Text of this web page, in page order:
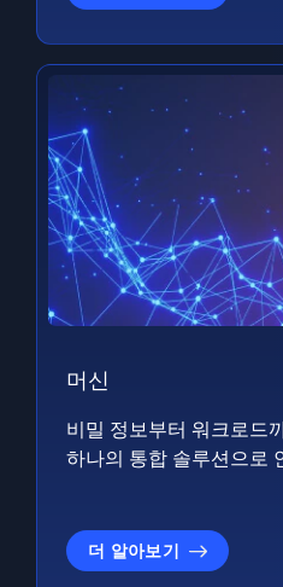
머신
비밀 정보부터 워크로드
하나의 통합 솔루션으로
더 알아보기